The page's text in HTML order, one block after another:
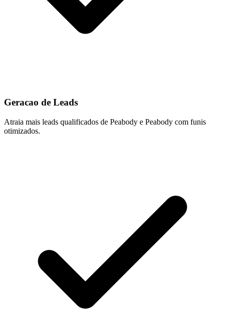
Geracao de Leads
Atraia mais leads qualificados de Peabody e Peabody com funis
otimizados.